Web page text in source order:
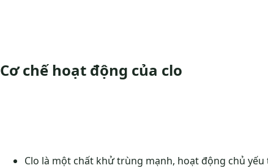
Cơ chế hoạt động của clo
Clo là một chất khử trùng mạnh, hoạt động chủ